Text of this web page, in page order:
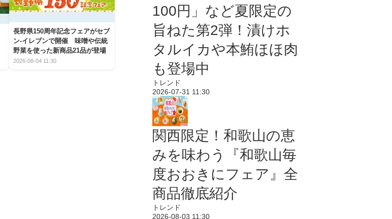
長野県150周年記念フェアがセブ
ン-イレブンで開催 味噌や伝統
野菜を使った新商品21品が登場
2026-08-04 11:30
100円」など夏限定の
旨ねた第2弾！漬けホ
タルイカや本鮪ほほ肉
も登場中
トレンド
2026-07-31 11:30
関西限定！和歌山の恵
みを味わう『和歌山毎
度おおきにフェア』全
商品徹底紹介
トレンド
2026-08-03 11:30